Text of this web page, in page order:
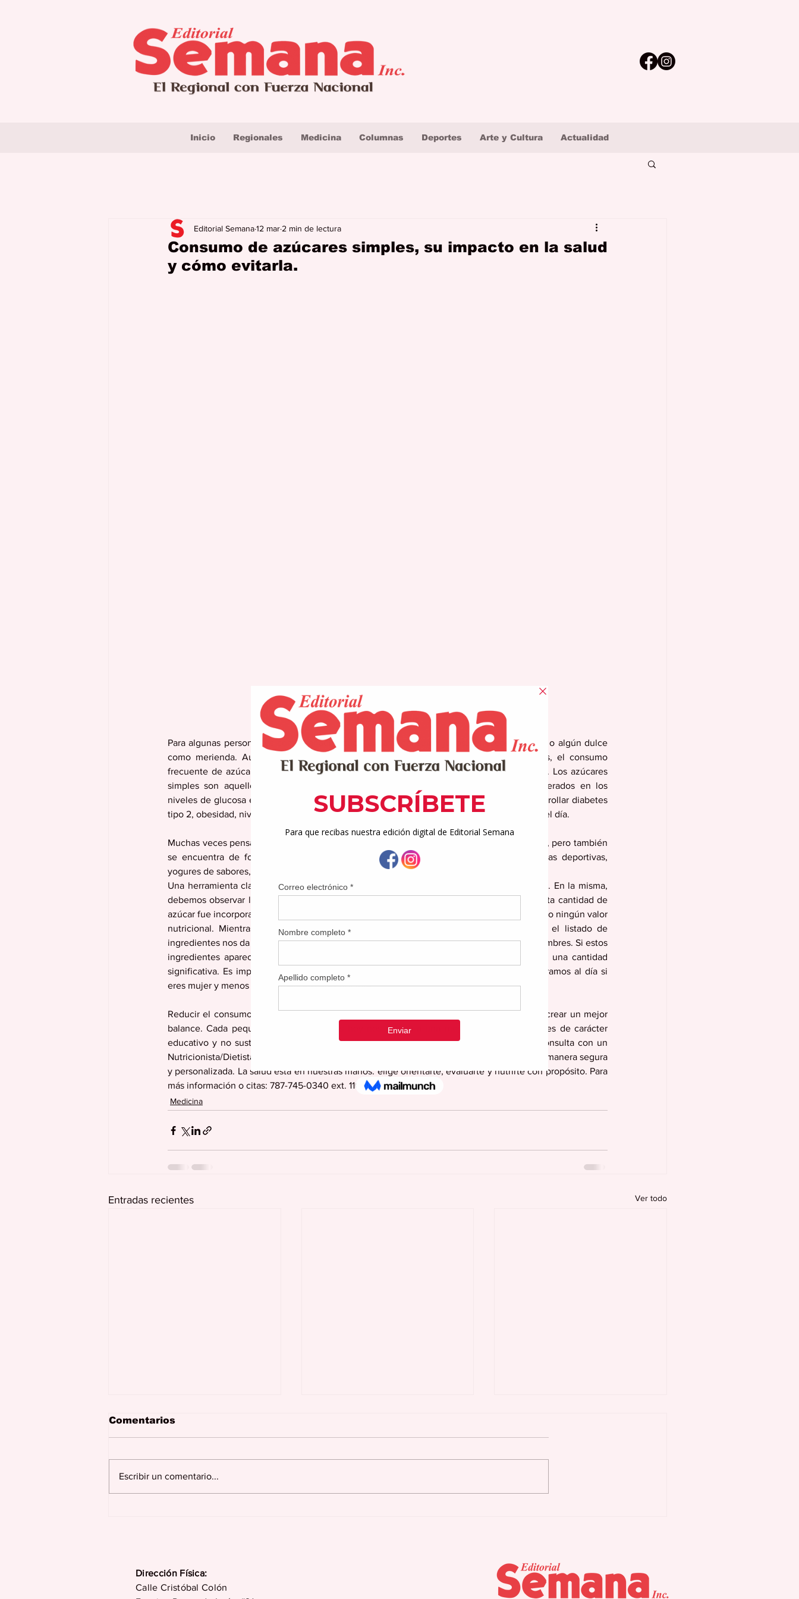
Inicio Regionales Medicina Columnas Deportes Arte y Cultura Actualidad
Consumo de azúcares simples, su impacto en la salud
y cómo evitarla.
Editorial Semana12 mar 2 min de lectura
Lcda. Ingrid Cruz
Para algunas personas es común añadir azúcar al café, consumir jugos, refrescos, galletas o algún dulce
como merienda. Aunque estos alimentos forman parte de la rutina de muchas familias, el consumo
frecuente de azúcares simples en exceso puede afectar significativamente nuestra salud. Los azúcares
simples son aquellos que el cuerpo absorbe rápidamente, provocando aumentos acelerados en los
niveles de glucosa en sangre. Con el tiempo, esto se asocia con un mayor riesgo de desarrollar diabetes
tipo 2, obesidad, niveles elevados de triglicéridos y cambios bruscos en la energía durante el día.
Muchas veces pensamos que solo consumimos azúcar cuando la añadimos a los alimentos, pero también
se encuentra de forma “oculta” en productos como refrescos, jugos envasados, bebidas deportivas,
yogures de sabores, cereales azucarados, barras de granola, entre otros.
Una herramienta clave para reducir su consumo es aprender a leer la etiqueta nutricional. En la misma,
debemos observar la línea que indica “azúcares añadidos”, ya que esta nos muestra cuánta cantidad de
azúcar fue incorporada al producto durante su elaboración. Este tipo de azúcar aporta poco o ningún valor
nutricional. Mientras menor sea esta cantidad, mejor será la elección. De igual forma el listado de
ingredientes nos da pistas importantes, ya que el azúcar puede aparecer con diferentes nombres. Si estos
ingredientes aparecen entre los primeros de la lista, significa que el producto contiene una cantidad
significativa. Es importante limitar el consumo diario de azúcar añadida a menos de 25gramos al día si
eres mujer y menos de 36 gramos si eres hombre.
Reducir el consumo de azúcares simples no significa dejar de disfrutar las comidas, sino crear un mejor
balance. Cada pequeño paso que damos hoy nos acerca a una mejor Esta información es de carácter
educativo y no sustituye una evaluación individualizada. Es importante programar una consulta con un
Nutricionista/Dietista licenciado para realizar cualquier modificación en la alimentación de manera segura
y personalizada. La salud está en nuestras manos: elige orientarte, evaluarte y nutrirte con propósito. Para
más información o citas: 787-745-0340 ext. 110, 111.
Medicina
Entradas recientes Ver todo
hueso
Comentarios
Escribir un comentario...
Dirección Física:
Calle Cristóbal Colón